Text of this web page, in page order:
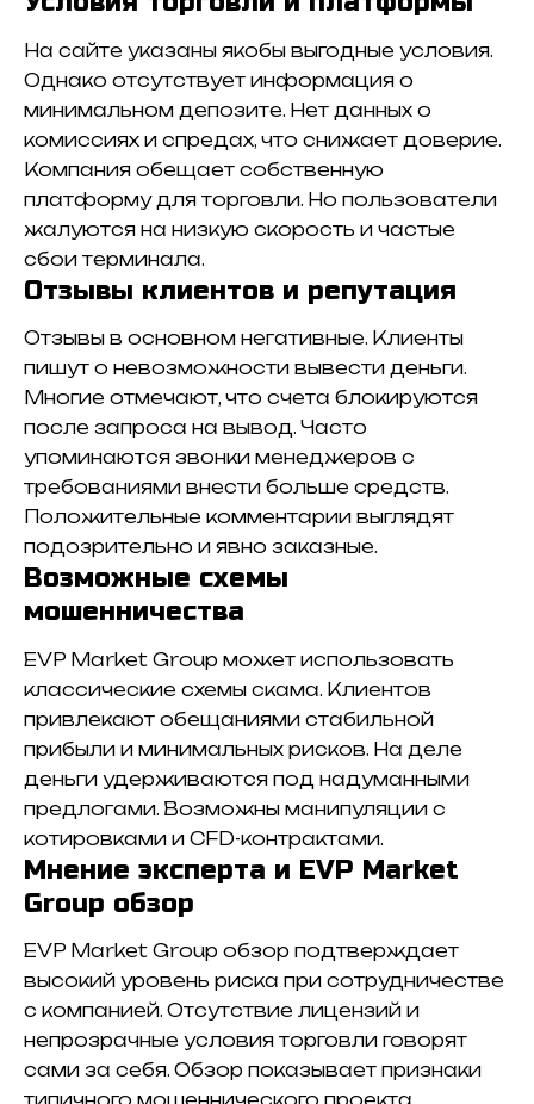
На сайте указаны якобы выгодные условия.
Однако отсутствует информация о
минимальном депозите. Нет данных о
комиссиях и спредах, что снижает доверие.
Компания обещает собственную
платформу для торговли. Но пользователи
жалуются на низкую скорость и частые
сбои терминала.
Отзывы клиентов и репутация
Отзывы в основном негативные. Клиенты
пишут о невозможности вывести деньги.
Многие отмечают, что счета блокируются
после запроса на вывод. Часто
упоминаются звонки менеджеров с
требованиями внести больше средств.
Положительные комментарии выглядят
подозрительно и явно заказные.
Возможные схемы
мошенничества
EVP Market Group может использовать
классические схемы скама. Клиентов
привлекают обещаниями стабильной
прибыли и минимальных рисков. На деле
деньги удерживаются под надуманными
предлогами. Возможны манипуляции с
котировками и CFD-контрактами.
Мнение эксперта и EVP Market
Group обзор
EVP Market Group обзор подтверждает
высокий уровень риска при сотрудничестве
с компанией. Отсутствие лицензий и
непрозрачные условия торговли говорят
сами за себя. Обзор показывает признаки